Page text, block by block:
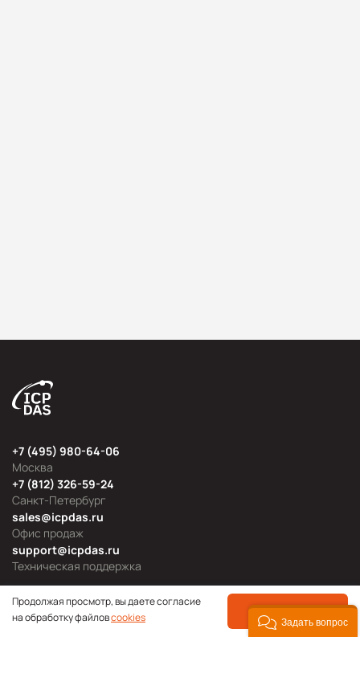
Москва
+7 (495) 980-64-06
Офис продаж
sales@icpdas.ru
Санкт-Петербург
+7 (812) 326-59-24
Техническая поддержка
support@icpdas.ru
Продолжая просмотр, вы даете согласие
на обработку файловcookies ПРИНЯТЬ
Задать вопрос